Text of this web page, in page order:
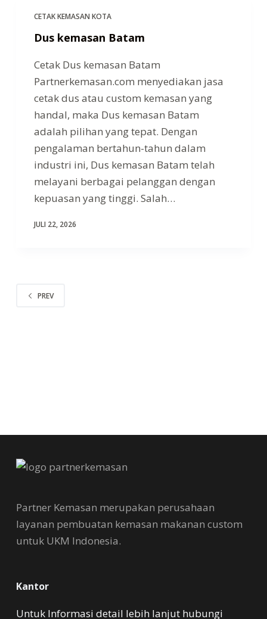
CETAK KEMASAN KOTA
Dus kemasan Batam
Cetak Dus kemasan Batam
Partnerkemasan.com menyediakan jasa
cetak dus atau custom kemasan yang
handal, maka Dus kemasan Batam
adalah pilihan yang tepat. Dengan
pengalaman bertahun-tahun dalam
industri ini, Dus kemasan Batam telah
melayani berbagai pelanggan dengan
kepuasan yang tinggi. Salah…
JULI 22, 2026
PREV
Partner Kemasan merupakan perusahaan
layanan pembuatan kemasan makanan custom
untuk UKM Indonesia.
Kantor
Untuk Informasi detail lebih lanjut hubungi